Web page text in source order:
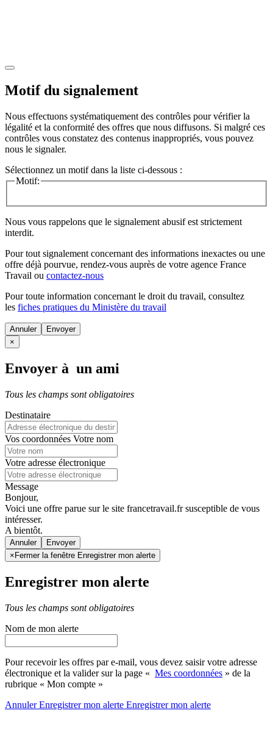
Motif du signalement
Nous effectuons systématiquement des contrôles pour vérifier la
légalité et la conformité des offres que nous diffusons. Si malgré ces
contrôles vous constatez des contenus inappropriés, vous pouvez
nous le signaler.
Sélectionnez un motif dans la liste ci-dessous :
Motif:
Nous vous rappelons que le signalement abusif est strictement
interdit.
Pour tout signalement concernant des informations inexactes ou une
offre déjà pourvue, rendez-vous auprès de votre agence France
Travail ou contactez-nous
Pour toute information concernant le droit du travail, consultez
les fiches pratiques du Ministère du travail
Annuler
×
Envoyer à un ami
Tous les champs sont obligatoires
Destinataire
Vos coordonnées Votre nom
Votre adresse électronique
Message
Bonjour,
Voici une offre parue sur le site francetravail.fr susceptible de vous
intéresser.
A bientôt.
Annuler
× Fermer la fenêtre Enregistrer mon alerte
Enregistrer mon alerte
Tous les champs sont obligatoires
Nom de mon alerte
Pour recevoir les offres par e-mail, vous devez saisir votre adresse
électronique et la valider sur la page « Mes coordonnées » de la
rubrique « Mon compte »
AnnulerEnregistrer mon alerte Enregistrermon alerte